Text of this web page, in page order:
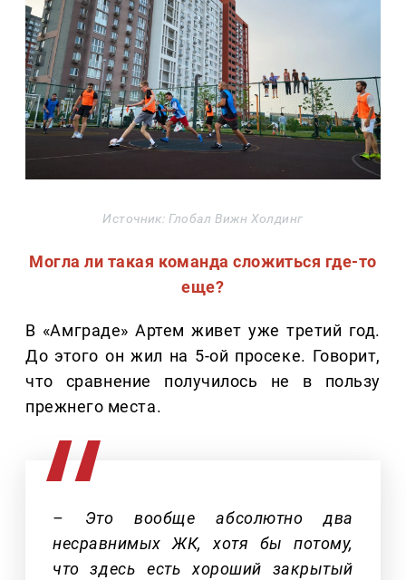
Источник: Глобал Вижн Холдинг
Могла ли такая команда сложиться где-то
еще?
В «Амграде» Артем живет уже третий год.
До этого он жил на 5-ой просеке. Говорит,
что сравнение получилось не в пользу
прежнего места.
– Это вообще абсолютно два
несравнимых ЖК, хотя бы потому,
что здесь есть хороший закрытый